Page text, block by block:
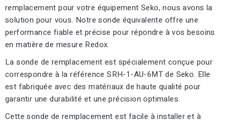
remplacement pour votre équipement Seko, nous avons la
solution pour vous. Notre sonde équivalente offre une
performance fiable et précise pour répondre à vos besoins
en matière de mesure Redox.
La sonde de remplacement est spécialement conçue pour
correspondre à la référence SRH-1-AU-6MT de Seko. Elle
est fabriquée avec des matériaux de haute qualité pour
garantir une durabilité et une précision optimales.
Cette sonde de remplacement est facile à installer et à